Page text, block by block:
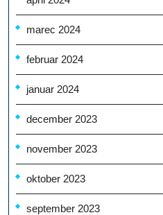
marec 2024
februar 2024
januar 2024
december 2023
november 2023
oktober 2023
september 2023